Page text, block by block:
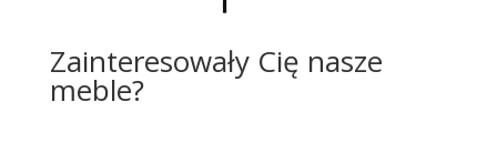
Zainteresowały Cię nasze
meble?